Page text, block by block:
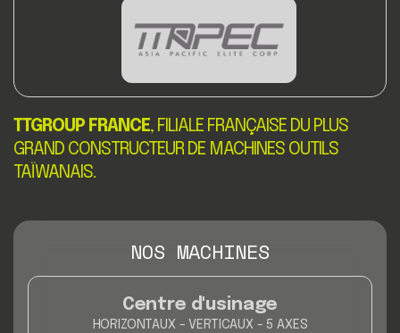
TTGROUP FRANCE, FILIALE FRANÇAISE DU PLUS
GRAND CONSTRUCTEUR DE MACHINES OUTILS
TAÏWANAIS.
NOS MACHINES
Centre d'usinage
HORIZONTAUX - VERTICAUX - 5 AXES